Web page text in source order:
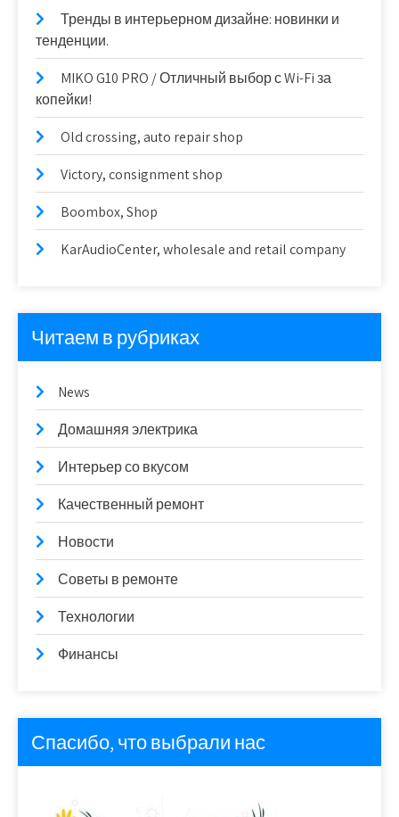
Тренды в интерьерном дизайне: новинки и
тенденции.
MIKO G10 PRO / Отличный выбор с Wi-Fi за
копейки!
Old crossing, auto repair shop
Victory, consignment shop
Boombox, Shop
KarAudioCenter, wholesale and retail company
Читаем в рубриках
News
Домашняя электрика
Интерьер со вкусом
Качественный ремонт
Новости
Советы в ремонте
Технологии
Финансы
Спасибо, что выбрали нас